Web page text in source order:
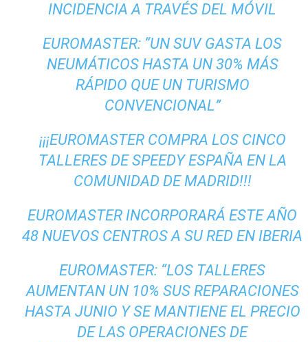
INCIDENCIA A TRAVÉS DEL MÓVIL
EUROMASTER: “UN SUV GASTA LOS
NEUMÁTICOS HASTA UN 30% MÁS
RÁPIDO QUE UN TURISMO
CONVENCIONAL”
¡¡¡EUROMASTER COMPRA LOS CINCO
TALLERES DE SPEEDY ESPAÑA EN LA
COMUNIDAD DE MADRID!!!
EUROMASTER INCORPORARÁ ESTE AÑO
48 NUEVOS CENTROS A SU RED EN IBERIA
EUROMASTER: “LOS TALLERES
AUMENTAN UN 10% SUS REPARACIONES
HASTA JUNIO Y SE MANTIENE EL PRECIO
DE LAS OPERACIONES DE